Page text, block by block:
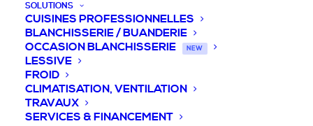
SOLUTIONS
CUISINES PROFESSIONNELLES
BLANCHISSERIE / BUANDERIE
OCCASION BLANCHISSERIE
NEW
LESSIVE
FROID
CLIMATISATION, VENTILATION
TRAVAUX
SERVICES & FINANCEMENT